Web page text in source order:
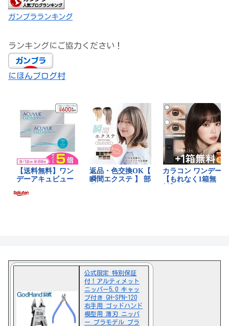
ガンプラランキング
ランキングにご協力ください！
にほんブログ村
公式限定 特別保証
付！アルティメット
ニッパー5.0 キャッ
プ付き GH-SPN-120
右手用 ゴッドハンド
模型用 薄刃 ニッパ
ー プラモデル プラ